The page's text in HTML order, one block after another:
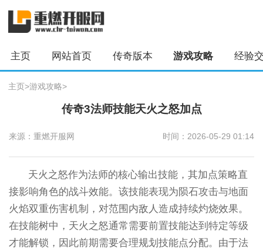
主页 网站首页 传奇版本 游戏攻略 经验
主页>游戏攻略>
传奇3法师技能天火之怒加点
来源：重燃开服网 时间：2026-05-29 01:14
天火之怒作为法师的核心输出技能，其加点策略直
接影响角色的战斗效能。该技能表现为陨石攻击与地面
火焰双重伤害机制，对范围内敌人造成持续灼烧效果。
在技能树中，天火之怒通常需要前置技能达到特定等级
才能解锁，因此前期需要合理规划技能点分配。由于法